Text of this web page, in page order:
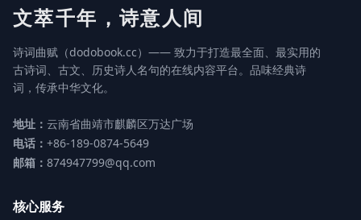
文萃千年，诗意人间
诗词曲赋（dodobook.cc）—— 致力于打造最全面、最实用的
古诗词、古文、历史诗人名句的在线内容平台。品味经典诗
词，传承中华文化。
地址： 云南省曲靖市麒麟区万达广场
电话： +86-189-0874-5649
邮箱： 874947799@qq.com
核心服务